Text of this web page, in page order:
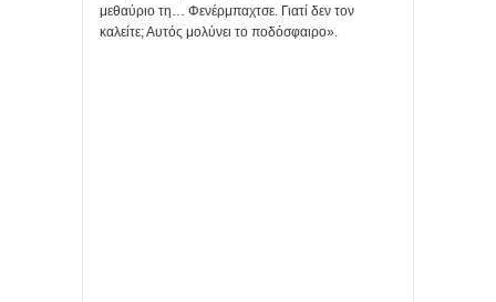
μεθαύριο τη… Φενέρμπαχτσε. Γιατί δεν τον
καλείτε; Αυτός μολύνει το ποδόσφαιρο».